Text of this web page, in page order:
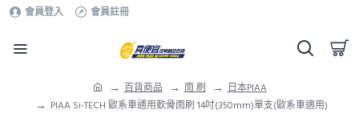
會員登入 會員註冊
百貨商品 雨 刷
日本PIAA
PIAA Si-TECH 歐系車通用軟骨雨刷 14吋(350mm)單支(歐系車適用)